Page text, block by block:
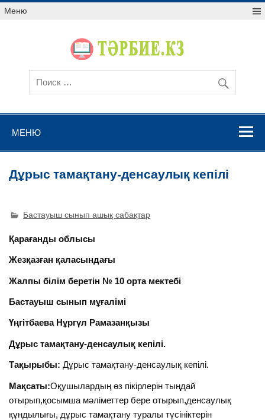
Меню
МЕНЮ
Дұрыс тамақтану-денсаулық кепілі
Бастауыш сынып ашық сабақтар
Қарағанды облысы
Жезқазған қаласындағы
Жалпы білім беретін № 10 орта мектебі
Бастауыш сынып мұғалімі
Үңгітбаева Нұргүл Рамазанқызы
Дұрыс тамақтану-денсаулық кепілі.
Тақырыбы: Дұрыс тамақтану-денсаулық кепілі.
Мақсаты:Оқушылардың өз пікірлерін тыңдай
отырып,қосымша мәліметтер бере отырып,денсаулық
құндылығы, дұрыс тамақтану туралы түсініктерін